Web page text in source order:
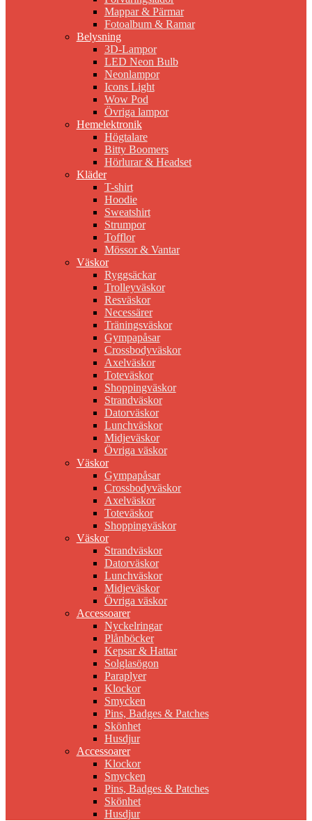
Mappar & Pärmar
Fotoalbum & Ramar
Belysning
3D-Lampor
LED Neon Bulb
Neonlampor
Icons Light
Wow Pod
Övriga lampor
Hemelektronik
Högtalare
Bitty Boomers
Hörlurar & Headset
Kläder
T-shirt
Hoodie
Sweatshirt
Strumpor
Tofflor
Mössor & Vantar
Väskor
Ryggsäckar
Trolleyväskor
Resväskor
Necessärer
Träningsväskor
Gympapåsar
Crossbodyväskor
Axelväskor
Toteväskor
Shoppingväskor
Strandväskor
Datorväskor
Lunchväskor
Midjeväskor
Övriga väskor
Väskor
Gympapåsar
Crossbodyväskor
Axelväskor
Toteväskor
Shoppingväskor
Väskor
Strandväskor
Datorväskor
Lunchväskor
Midjeväskor
Övriga väskor
Accessoarer
Nyckelringar
Plånböcker
Kepsar & Hattar
Solglasögon
Paraplyer
Klockor
Smycken
Pins, Badges & Patches
Skönhet
Husdjur
Accessoarer
Klockor
Smycken
Pins, Badges & Patches
Skönhet
Husdjur